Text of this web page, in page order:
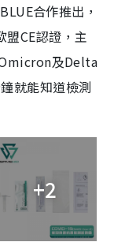
合作推出，
CE認證，主
及Delta
就能知道檢測
+2